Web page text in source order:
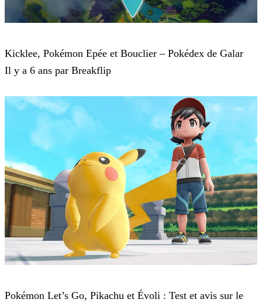
Kicklee, Pokémon Epée et Bouclier – Pokédex de Galar
Il y a 6 ans par Breakflip
Pokémon Let’s Go, Pikachu et Évoli : Test et avis sur le